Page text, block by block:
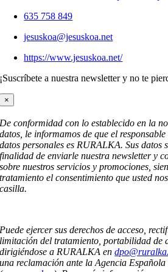
635 758 849
jesuskoa@jesuskoa.net
https://www.jesuskoa.net/
¡Suscríbete a nuestra newsletter y no te
×
De conformidad con lo establecido en la
datos, le informamos de que el
datos personales es RURALKA. Sus datos
finalidad de enviarle nuestra newsletter y
sobre nuestros servicios y promociones,
tratamiento el consentimiento que usted
casilla.
Puede ejercer sus derechos de acceso,
limitación del tratamiento, portabilidad de
dirigiéndose a RURALKA en
una reclamación ante la Agencia